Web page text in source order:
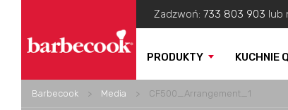
Zadzwoń: 733 803 903 lub
PRODUKTY KUCHNIE
Barbecook > Media > CF500_Arrangement_1